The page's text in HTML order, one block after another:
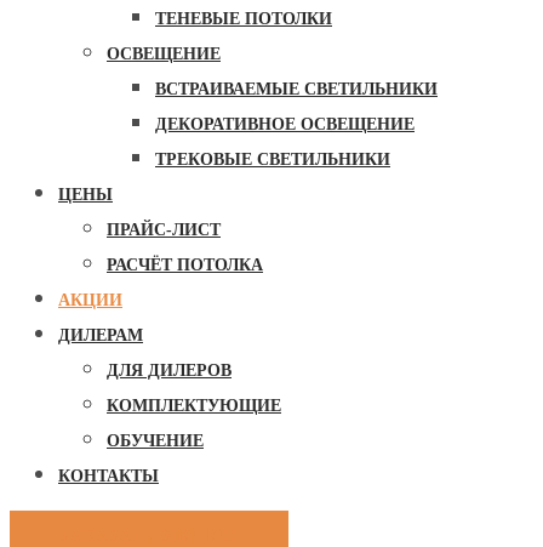
ТЕНЕВЫЕ ПОТОЛКИ
ОСВЕЩЕНИЕ
ВСТРАИВАЕМЫЕ СВЕТИЛЬНИКИ
ДЕКОРАТИВНОЕ ОСВЕЩЕНИЕ
ТРЕКОВЫЕ СВЕТИЛЬНИКИ
ЦЕНЫ
ПРАЙС-ЛИСТ
РАСЧЁТ ПОТОЛКА
АКЦИИ
ДИЛЕРАМ
ДЛЯ ДИЛЕРОВ
КОМПЛЕКТУЮЩИЕ
ОБУЧЕНИЕ
КОНТАКТЫ